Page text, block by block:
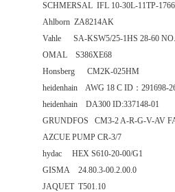
SCHMERSAL IFL 10-30L-11TP-1766
Ahlborn ZA8214AK
Vahle SA-KSW5/25-1HS 28-60
OMAL S386XE68
Honsberg CM2K-025HM
heidenhain AWG 18 C ID：291698-
heidenhain DA300 ID:337148-01
GRUNDFOS CM3-2 A-R-G-V-AV
AZCUE PUMP CR-3/7
hydac HEX S610-20-00/G1
GISMA 24.80.3-00.2.00.0
JAQUET T501.10